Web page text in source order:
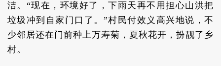
洁。“现在，环境好了，下雨天再不用担心山洪把
垃圾冲到自家门口了。”村民付效义高兴地说，不
少邻居还在门前种上万寿菊，夏秋花开，扮靓了乡
村。